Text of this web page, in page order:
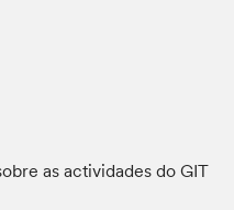
as actividades do GIT